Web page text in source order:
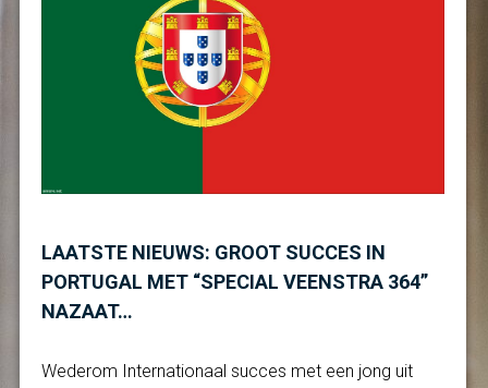
LAATSTE NIEUWS: GROOT SUCCES IN
PORTUGAL MET “SPECIAL VEENSTRA 364”
NAZAAT…
Wederom Internationaal succes met een jong uit